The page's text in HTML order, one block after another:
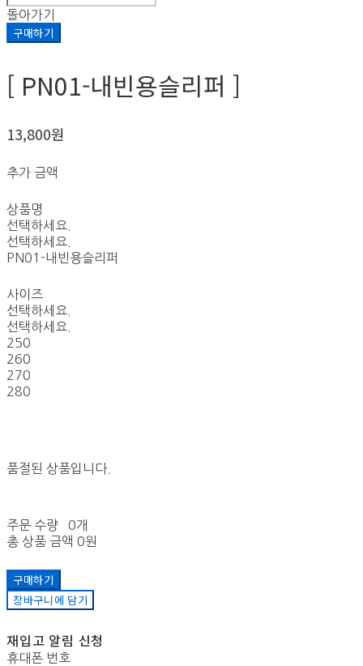
돌아가기
구매하기
[ PN01-내빈용슬리퍼 ]
13,800원
추가 금액
상품명
선택하세요.
선택하세요.
PN01-내빈용슬리퍼
사이즈
선택하세요.
선택하세요.
250
260
270
280
품절된 상품입니다.
주문 수량
0개
총 상품 금액 0원
구매하기
장바구니에 담기
재입고 알림 신청
휴대폰 번호